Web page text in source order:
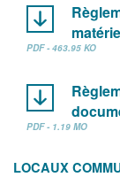
PDF - 463.95 KO
PDF - 1.19 MO
LOCAUX